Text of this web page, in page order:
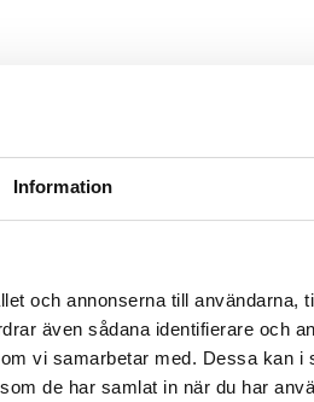
Information
och annonserna till användarna,
även sådana identifierare och
vi samarbetar med. Dessa kan i
de har samlat in när du har